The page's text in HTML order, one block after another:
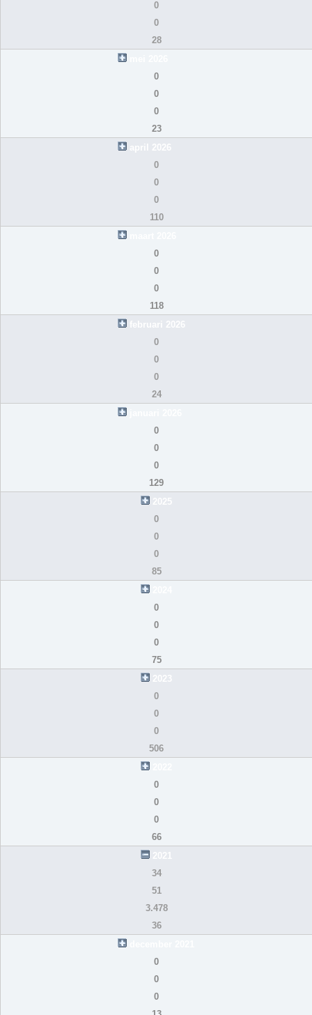
0
0
28
0
0
0
23
april 2026
0
0
0
110
0
0
0
118
februari 2026
0
0
0
24
0
0
0
129
2025
0
0
0
85
0
0
0
75
2023
0
0
0
506
0
0
0
66
2021
34
51
3.478
36
0
0
0